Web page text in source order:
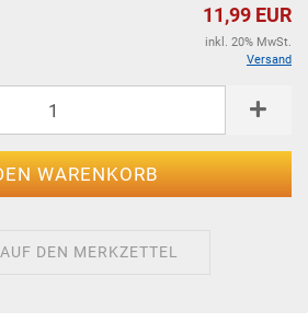
11,99 EUR
inkl. 20% MwSt.
Versand
AUF DEN MERKZETTEL